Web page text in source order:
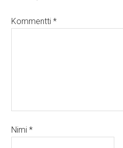
Kommentti*
Nimi*